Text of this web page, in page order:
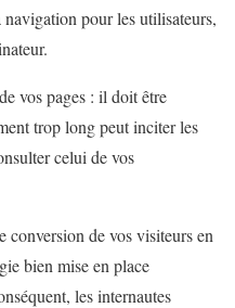
pour les utilisateurs,
vos pages : il doit être
trop long peut inciter les
celui de vos
conversion de vos visiteurs en
bien mise en place
les internautes